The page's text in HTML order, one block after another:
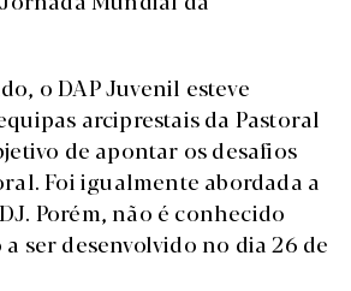
o DAP Juvenil esteve
arciprestais da Pastoral
de apontar os desafios
Foi igualmente abordada a
Porém, não é conhecido
ser desenvolvido no dia 26 de